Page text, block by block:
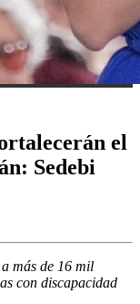
el
Sedebi
más de 16 mil
con discapacidad